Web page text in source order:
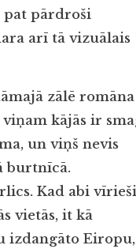
pat pārdroši
arī tā vizuālais
zālē romāna
kājās ir
un viņš nevis
burtnīcā.
Kad abi vīrieši
vietās, it kā
izdangāto Eiropu,